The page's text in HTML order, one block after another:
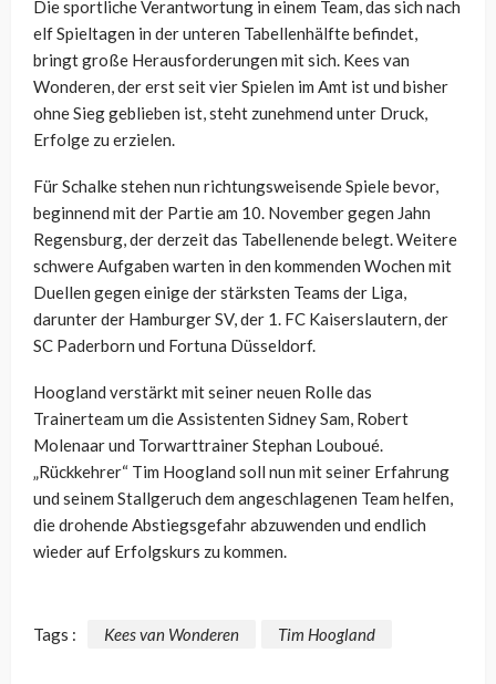
Die sportliche Verantwortung in einem Team, das sich nach
elf Spieltagen in der unteren Tabellenhälfte befindet,
bringt große Herausforderungen mit sich. Kees van
Wonderen, der erst seit vier Spielen im Amt ist und bisher
ohne Sieg geblieben ist, steht zunehmend unter Druck,
Erfolge zu erzielen.
Für Schalke stehen nun richtungsweisende Spiele bevor,
beginnend mit der Partie am 10. November gegen Jahn
Regensburg, der derzeit das Tabellenende belegt. Weitere
schwere Aufgaben warten in den kommenden Wochen mit
Duellen gegen einige der stärksten Teams der Liga,
darunter der Hamburger SV, der 1. FC Kaiserslautern, der
SC Paderborn und Fortuna Düsseldorf.
Hoogland verstärkt mit seiner neuen Rolle das
Trainerteam um die Assistenten Sidney Sam, Robert
Molenaar und Torwarttrainer Stephan Louboué.
„Rückkehrer“ Tim Hoogland soll nun mit seiner Erfahrung
und seinem Stallgeruch dem angeschlagenen Team helfen,
die drohende Abstiegsgefahr abzuwenden und endlich
wieder auf Erfolgskurs zu kommen.
Tags : Kees van Wonderen Tim Hoogland